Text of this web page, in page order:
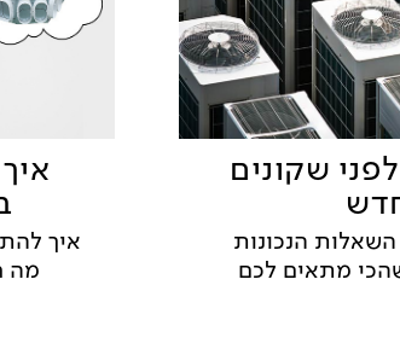
שקונים
הנכונות
מתאים לכם
איך
מה